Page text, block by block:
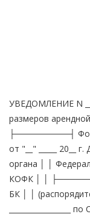
УВЕДОМЛЕНИЕ N
размеров
├─────────┤
от "__" _____
органа │ │
КОФК │ │
БК │ │